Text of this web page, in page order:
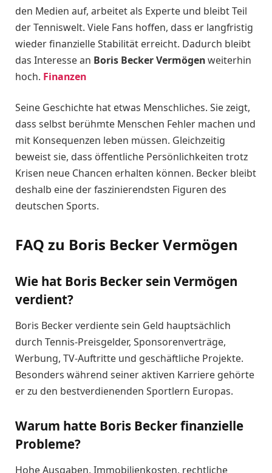
den Medien auf, arbeitet als Experte und bleibt Teil
der Tenniswelt. Viele Fans hoffen, dass er langfristig
wieder finanzielle Stabilität erreicht. Dadurch bleibt
das Interesse an Boris Becker Vermögenweiterhin
hoch. Finanzen
Seine Geschichte hat etwas Menschliches. Sie zeigt,
dass selbst berühmte Menschen Fehler machen und
mit Konsequenzen leben müssen. Gleichzeitig
beweist sie, dass öffentliche Persönlichkeiten trotz
Krisen neue Chancen erhalten können. Becker bleibt
deshalb eine der faszinierendsten Figuren des
deutschen Sports.
FAQ zu Boris Becker Vermögen
Wie hat Boris Becker sein Vermögen
verdient?
Boris Becker verdiente sein Geld hauptsächlich
durch Tennis-Preisgelder, Sponsorenverträge,
Werbung, TV-Auftritte und geschäftliche Projekte.
Besonders während seiner aktiven Karriere gehörte
er zu den bestverdienenden Sportlern Europas.
Warum hatte Boris Becker finanzielle
Probleme?
Hohe Ausgaben, Immobilienkosten, rechtliche